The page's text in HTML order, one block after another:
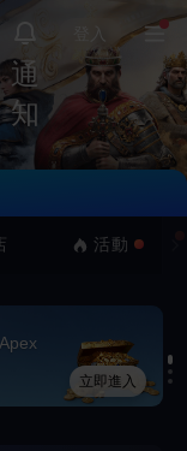
通
知
登入
活動
立即進入